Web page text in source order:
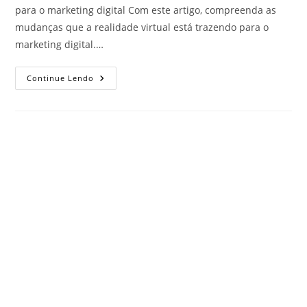
para o marketing digital Com este artigo, compreenda as
mudanças que a realidade virtual está trazendo para o
marketing digital.…
Continue Lendo